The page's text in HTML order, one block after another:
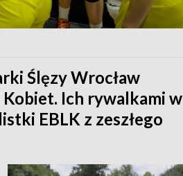
Ślęzy Wrocław
Ich rywalkami w
EBLK z zeszłego